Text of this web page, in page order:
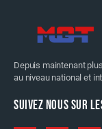
Depuis maintenant
au niveau national et
SUIVEZ NOUS SUR